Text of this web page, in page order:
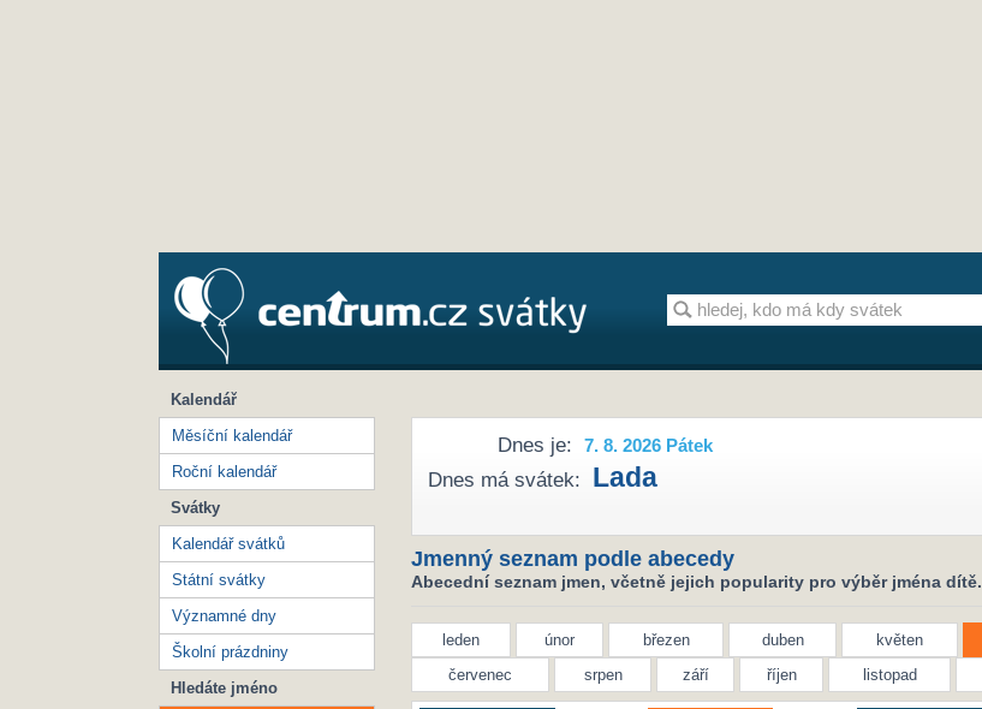
Dnes je: 7. 8. 2026 Pátek
Dnes má svátek: Lada
Jmenný seznam podle abecedy
Abecední seznam jmen, včetně jejich popularity pro výběr jména dítě.
leden únor březen duben květen
červenec
srpen září říjen listopad
Kalendář
Měsíční kalendář
Roční kalendář
Svátky
Kalendář svátků
Státní svátky
Významné dny
Školní prázdniny
Hledáte jméno